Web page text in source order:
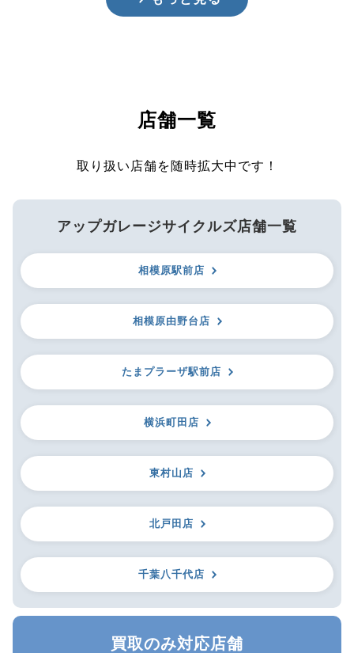
店舗一覧
取り扱い店舗を随時拡大中です！
アップガレージサイクルズ店舗一覧
相模原駅前店
相模原由野台店
たまプラーザ駅前店
横浜町田店
東村山店
北戸田店
千葉八千代店
買取のみ対応店舗